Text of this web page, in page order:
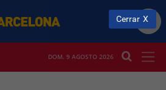
DOM. 9 AGOSTO 2026
Cerrar